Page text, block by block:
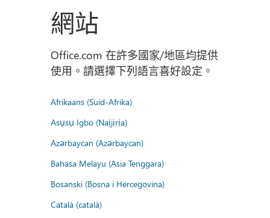
網站
Office.com 在許多國家/地區均提供
使用。請選擇下列語言喜好設定。
Afrikaans (Suid-Afrika)
Asụsụ Igbo (Naịjịrịa)
Azərbaycan (Azərbaycan)
Bahasa Melayu (Asia Tenggara)
Bosanski (Bosna i Hercegovina)
Català (català)